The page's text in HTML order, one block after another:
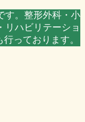
す。整形外科・小
リハビリテーショ
っております。